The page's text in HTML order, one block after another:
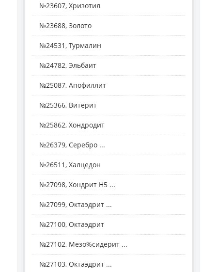
№23607, Хризотил
№23688, Золото
№24531, Турмалин
№24782, Эльбаит
№25087, Апофиллит
№25366, Витерит
№25862, Хондродит
№26379, Серебро ...
№26511, Халцедон
№27098, Хондрит H5 ...
№27099, Октаэдрит ...
№27100, Октаэдрит
№27102, Мезо%сидерит ...
№27103, Октаэдрит ...